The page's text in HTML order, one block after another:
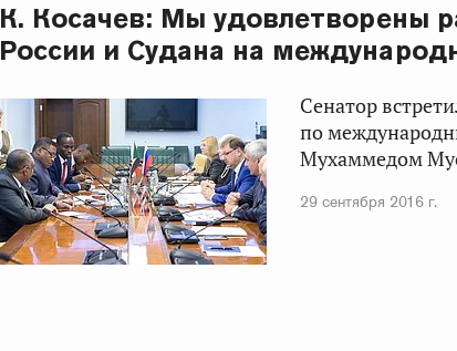
К. Косачев: Мы удовлетворены
России и Судана на
Сенатор
по
Мухаммедом
29 сентября 2016 г.